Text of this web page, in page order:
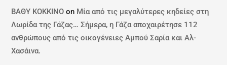
ΒΑΘΥ ΚΟΚΚΙΝΟ on Μία από τις μεγαλύτερες κηδείες στη
Λωρίδα της Γάζας… Σήμερα, η Γάζα αποχαιρέτησε 112
ανθρώπους από τις οικογένειες Αμπού Σαρία και Αλ-
Χασάινα.